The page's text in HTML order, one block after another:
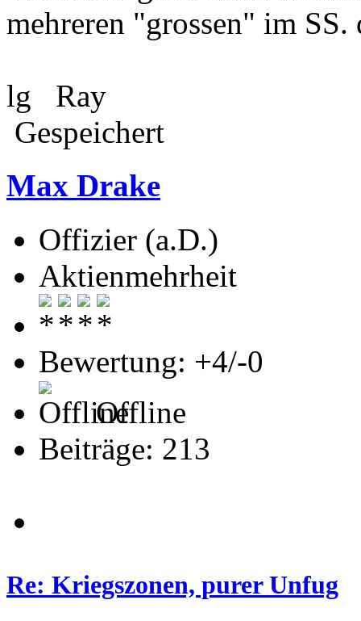
mehreren "grossen" im SS.
lg Ray
Gespeichert
Max Drake
Offizier (a.D.)
Aktienmehrheit
Bewertung: +4/-0
Offline
Beiträge: 213
Re: Kriegszonen, purer Unfug